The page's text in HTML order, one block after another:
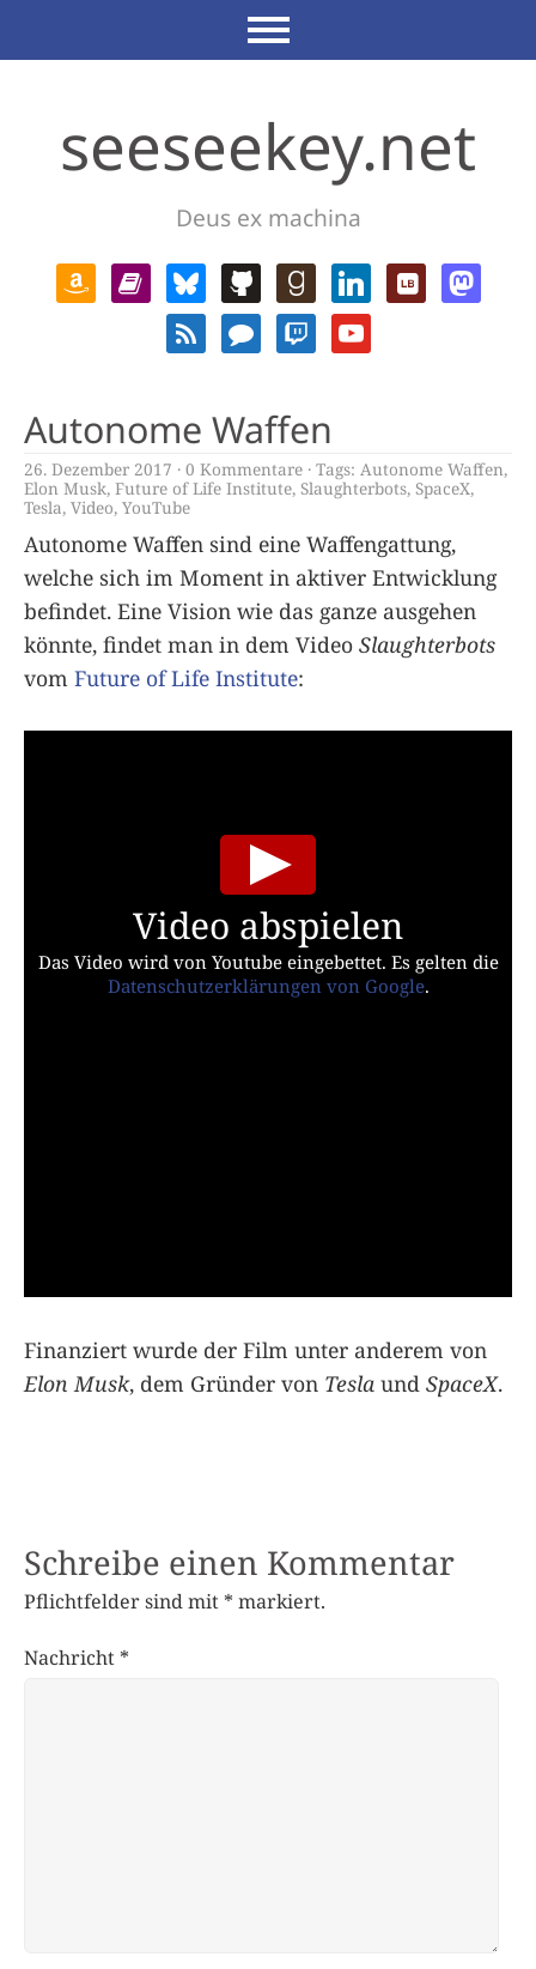
seeseekey.net
Deus ex machina
Autonome Waffen
26. Dezember 2017 0 Kommentare Tags: Autonome Waffen,
Elon Musk, Future of Life Institute, Slaughterbots, SpaceX,
Tesla, Video, YouTube
Autonome Waffen sind eine Waffengattung,
welche sich im Moment in aktiver Entwicklung
befindet. Eine Vision wie das ganze ausgehen
könnte, findet man in dem Video Slaughterbots
vom Future of Life Institute:
Video abspielen
Das Video wird von Youtube eingebettet. Es gelten die
Datenschutzerklärungen von Google.
Finanziert wurde der Film unter anderem von
Elon Musk, dem Gründer von Tesla und SpaceX.
Schreibe einen Kommentar
Pflichtfelder sind mit * markiert.
Nachricht *